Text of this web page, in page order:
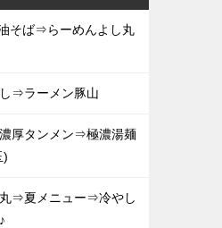
そば⇒らーめんよし丸
⇒ラーメン豚山
厚タンメン⇒極濃湯麺
)
⇒夏メニュー⇒冷やし